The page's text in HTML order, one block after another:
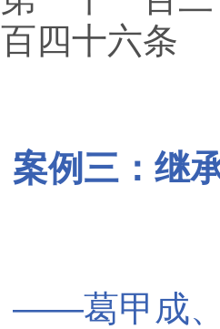
百四十六条
案例三：继
——葛甲成、